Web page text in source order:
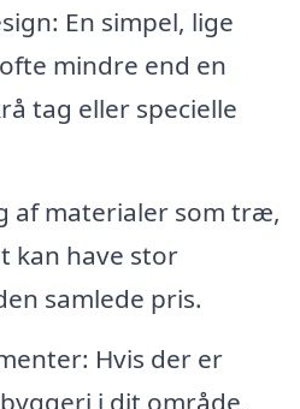
En simpel, lige
mindre end en
tag eller specielle
af materialer som træ,
kan have stor
samlede pris.
Hvis der er
i dit område,